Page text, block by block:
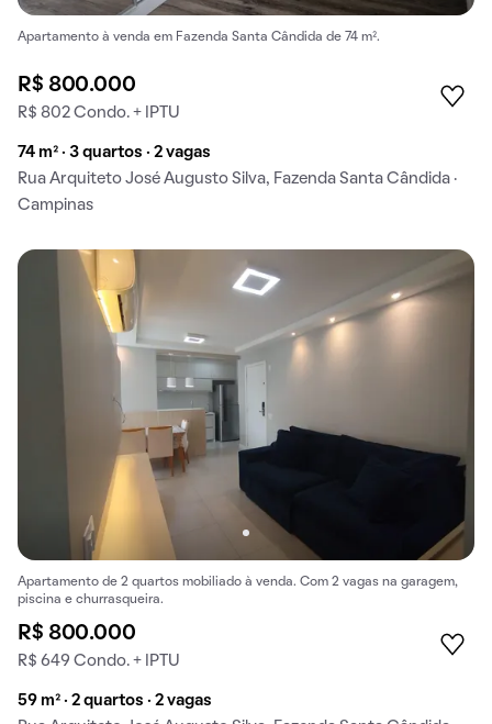
Apartamento à venda em Fazenda Santa Cândida de 74 m².
R$ 800.000
R$ 802 Condo. + IPTU
74 m² · 3 quartos · 2 vagas
Rua Arquiteto José Augusto Silva, Fazenda Santa Cândida ·
Campinas
Apartamento de 2 quartos mobiliado à venda. Com 2 vagas na garagem,
piscina e churrasqueira.
R$ 800.000
R$ 649 Condo. + IPTU
59 m² · 2 quartos · 2 vagas